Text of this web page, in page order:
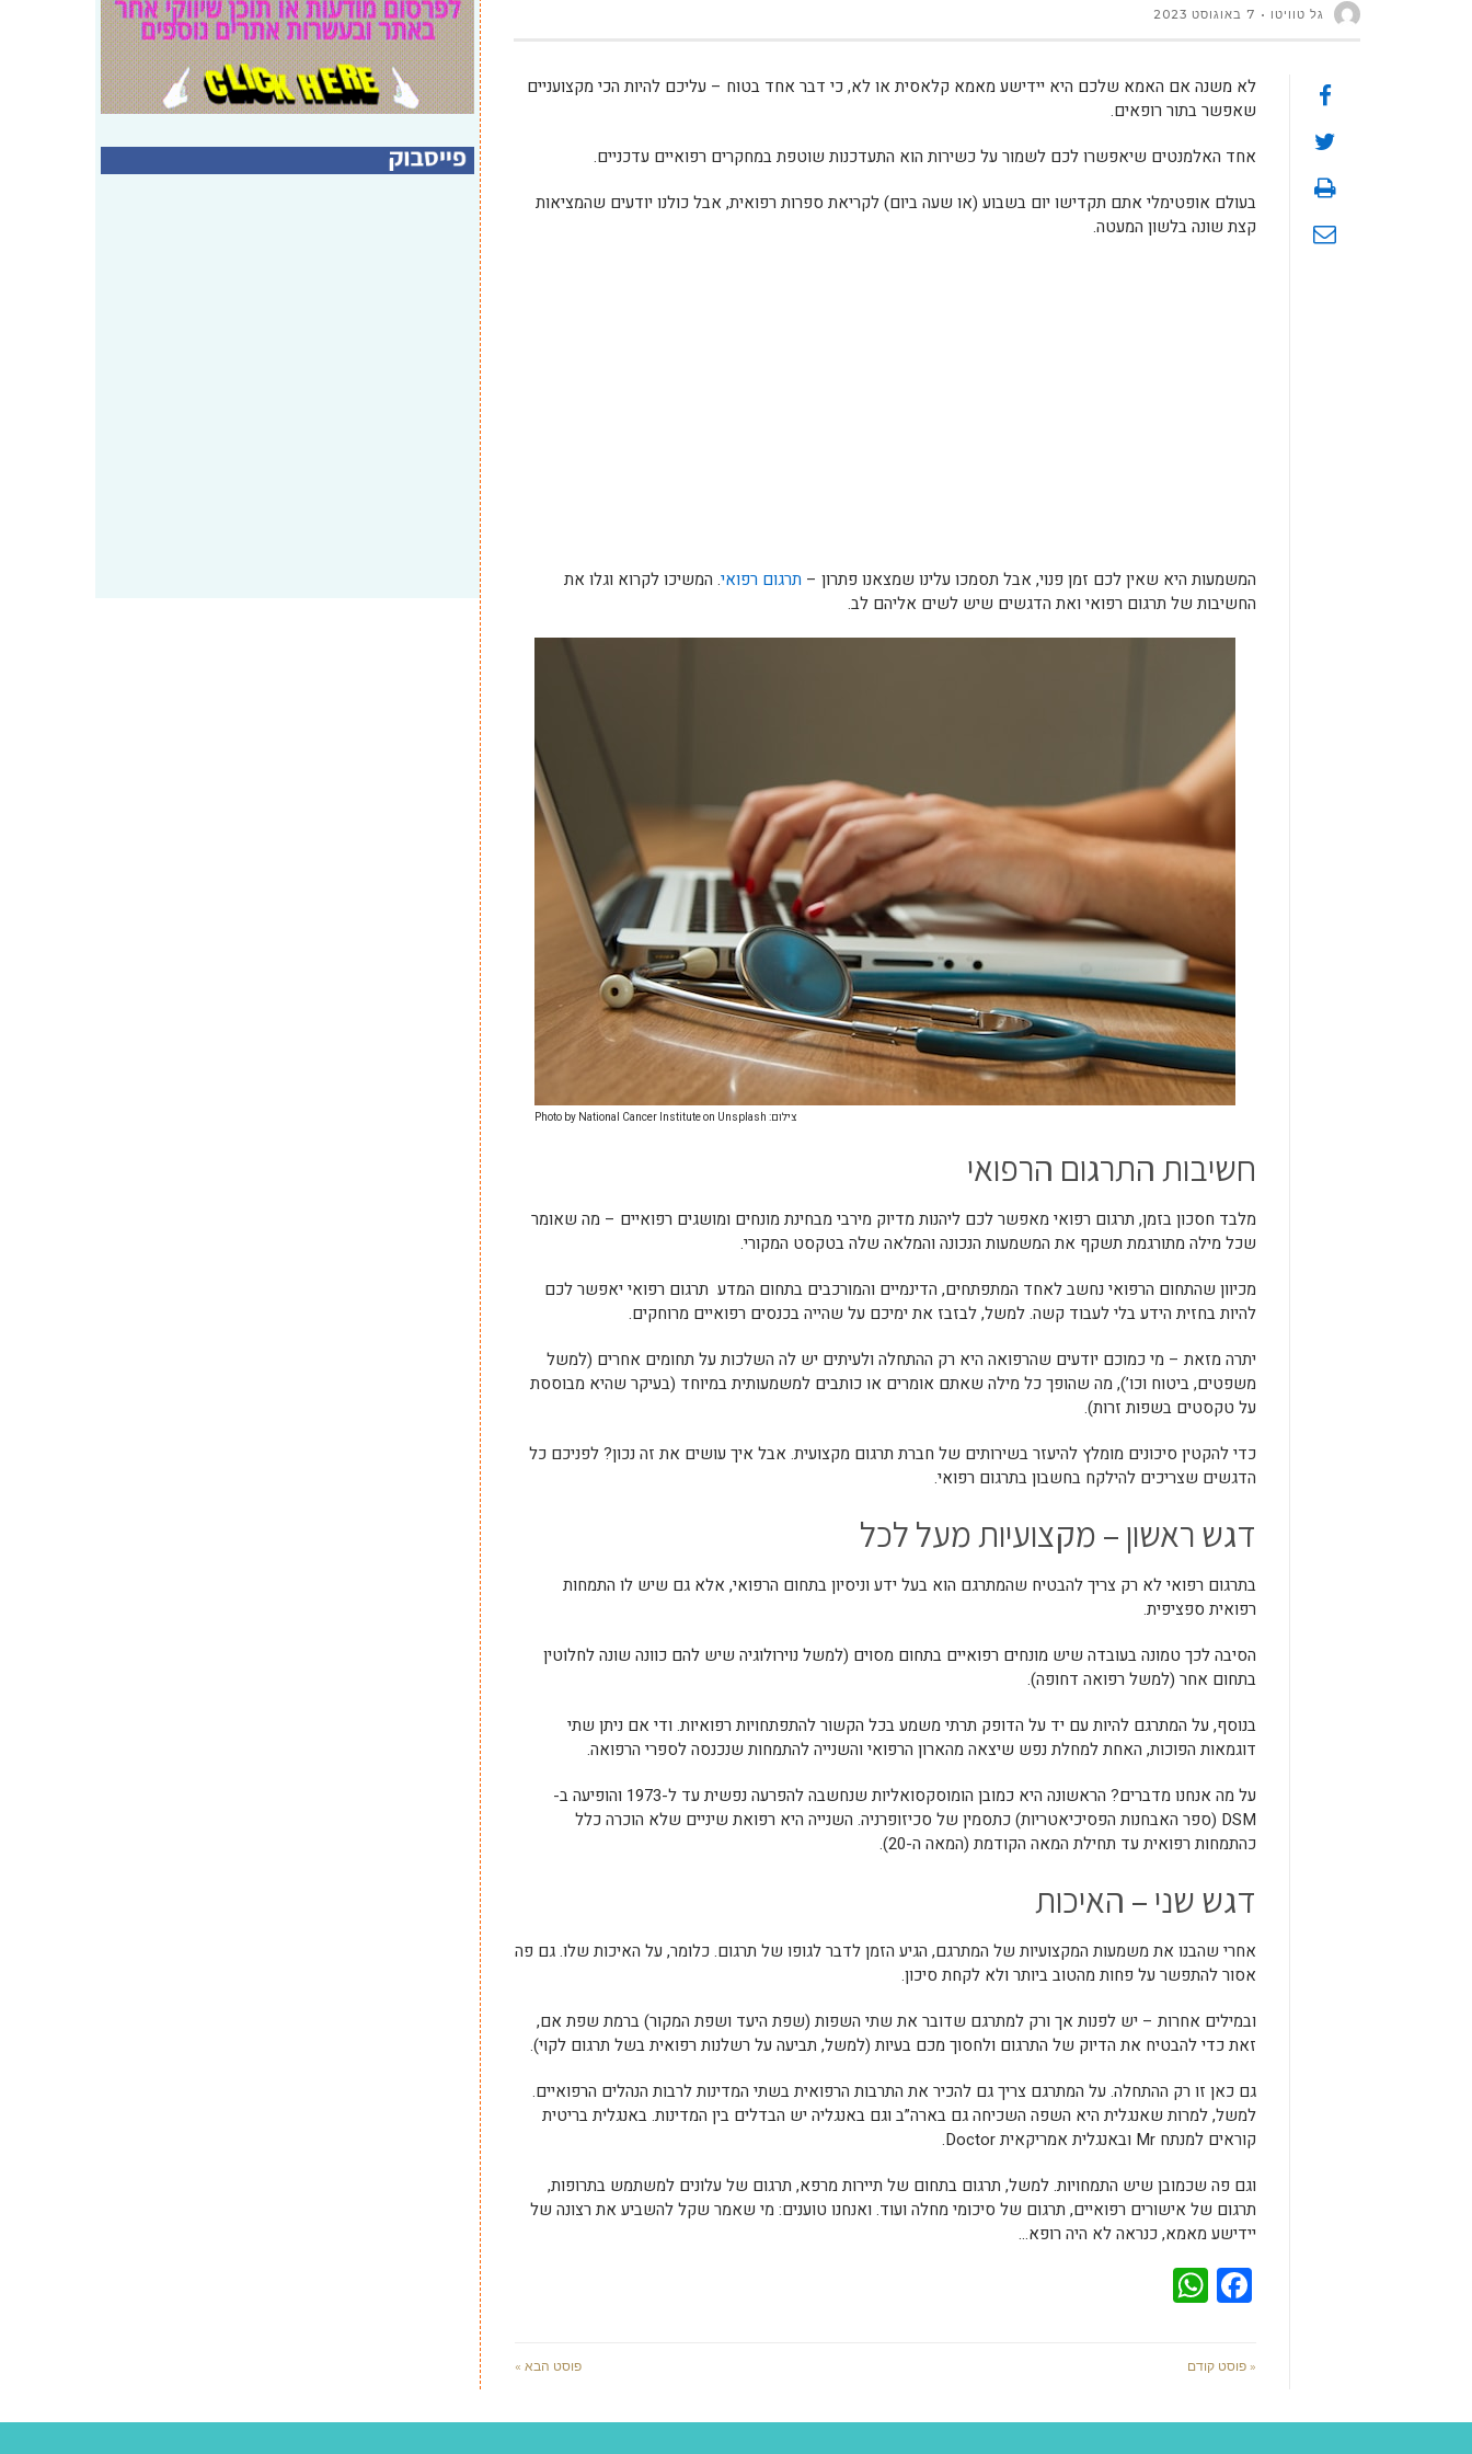
גל טוויטו 7 באוגוסט 2023
לא משנה אם האמא שלכם היא יידישע מאמא קלאסית או לא, כי דבר אחד בטוח – עליכם להיות הכי מקצועניים
שאפשר בתור רופאים.
אחד האלמנטים שיאפשרו לכם לשמור על כשירות הוא התעדכנות שוטפת במחקרים רפואיים עדכניים.
בעולם אופטימלי אתם תקדישו יום בשבוע (או שעה ביום) לקריאת ספרות רפואית, אבל כולנו יודעים שהמציאות
קצת שונה בלשון המעטה.
המשמעות היא שאין לכם זמן פנוי, אבל תסמכו עלינו שמצאנו פתרון – תרגום רפואי. המשיכו לקרוא וגלו את
החשיבות של תרגום רפואי ואת הדגשים שיש לשים אליהם לב.
צילום: Photo by National Cancer Institute on Unsplash
חשיבות התרגום הרפואי
מלבד חסכון בזמן, תרגום רפואי מאפשר לכם ליהנות מדיוק מירבי מבחינת מונחים ומושגים רפואיים – מה שאומר
שכל מילה מתורגמת תשקף את המשמעות הנכונה והמלאה שלה בטקסט המקורי.
מכיוון שהתחום הרפואי נחשב לאחד המתפתחים, הדינמיים והמורכבים בתחום המדע תרגום רפואי יאפשר לכם
להיות בחזית הידע בלי לעבוד קשה. למשל, לבזבז את ימיכם על שהייה בכנסים רפואיים מרוחקים.
יתרה מזאת – מי כמוכם יודעים שהרפואה היא רק ההתחלה ולעיתים יש לה השלכות על תחומים אחרים (למשל
משפטים, ביטוח וכו’), מה שהופך כל מילה שאתם אומרים או כותבים למשמעותית במיוחד (בעיקר שהיא מבוססת
על טקסטים בשפות זרות).
כדי להקטין סיכונים מומלץ להיעזר בשירותים של חברת תרגום מקצועית. אבל איך עושים את זה נכון? לפניכם כל
הדגשים שצריכים להילקח בחשבון בתרגום רפואי.
דגש ראשון – מקצועיות מעל לכל
בתרגום רפואי לא רק צריך להבטיח שהמתרגם הוא בעל ידע וניסיון בתחום הרפואי, אלא גם שיש לו התמחות
רפואית ספציפית.
הסיבה לכך טמונה בעובדה שיש מונחים רפואיים בתחום מסוים (למשל נוירולוגיה שיש להם כוונה שונה לחלוטין
בתחום אחר (למשל רפואה דחופה).
בנוסף, על המתרגם להיות עם יד על הדופק תרתי משמע בכל הקשור להתפתחויות רפואיות. ודי אם ניתן שתי
דוגמאות הפוכות, האחת למחלת נפש שיצאה מהארון הרפואי והשנייה להתמחות שנכנסה לספרי הרפואה.
על מה אנחנו מדברים? הראשונה היא כמובן הומוסקסואליות שנחשבה להפרעה נפשית עד ל-1973 והופיעה ב-
DSM (ספר האבחנות הפסיכיאטריות) כתסמין של סכיזופרניה. השנייה היא רפואת שיניים שלא הוכרה כלל
כהתמחות רפואית עד תחילת המאה הקודמת (המאה ה-20).
דגש שני – האיכות
אחרי שהבנו את משמעות המקצועיות של המתרגם, הגיע הזמן לדבר לגופו של תרגום. כלומר, על האיכות שלו. גם פה
אסור להתפשר על פחות מהטוב ביותר ולא לקחת סיכון.
ובמילים אחרות – יש לפנות אך ורק למתרגם שדובר את שתי השפות (שפת היעד ושפת המקור) ברמת שפת אם,
זאת כדי להבטיח את הדיוק של התרגום ולחסוך מכם בעיות (למשל, תביעה על רשלנות רפואית בשל תרגום לקוי).
גם כאן זו רק ההתחלה. על המתרגם צריך גם להכיר את התרבות הרפואית בשתי המדינות לרבות הנהלים הרפואיים.
למשל, למרות שאנגלית היא השפה השכיחה גם בארה”ב וגם באנגליה יש הבדלים בין המדינות. באנגלית בריטית
קוראים למנתח Mr ובאנגלית אמריקאית Doctor.
וגם פה שכמובן שיש התמחויות. למשל, תרגום בתחום של תיירות מרפא, תרגום של עלונים למשתמש בתרופות,
תרגום של אישורים רפואיים, תרגום של סיכומי מחלה ועוד. ואנחנו טוענים: מי שאמר שקל להשביע את רצונה של
יידישע מאמא, כנראה לא היה רופא…
Facebook
« פוסט קודם פוסט הבא »